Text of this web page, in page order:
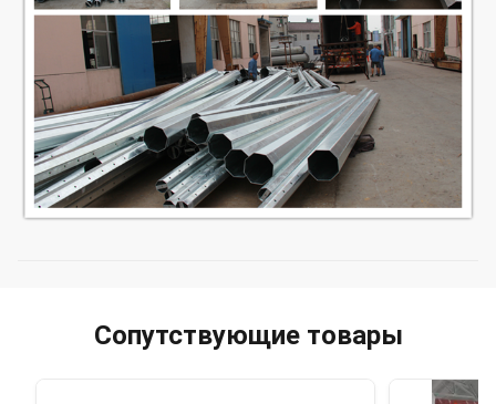
Сопутствующие товары